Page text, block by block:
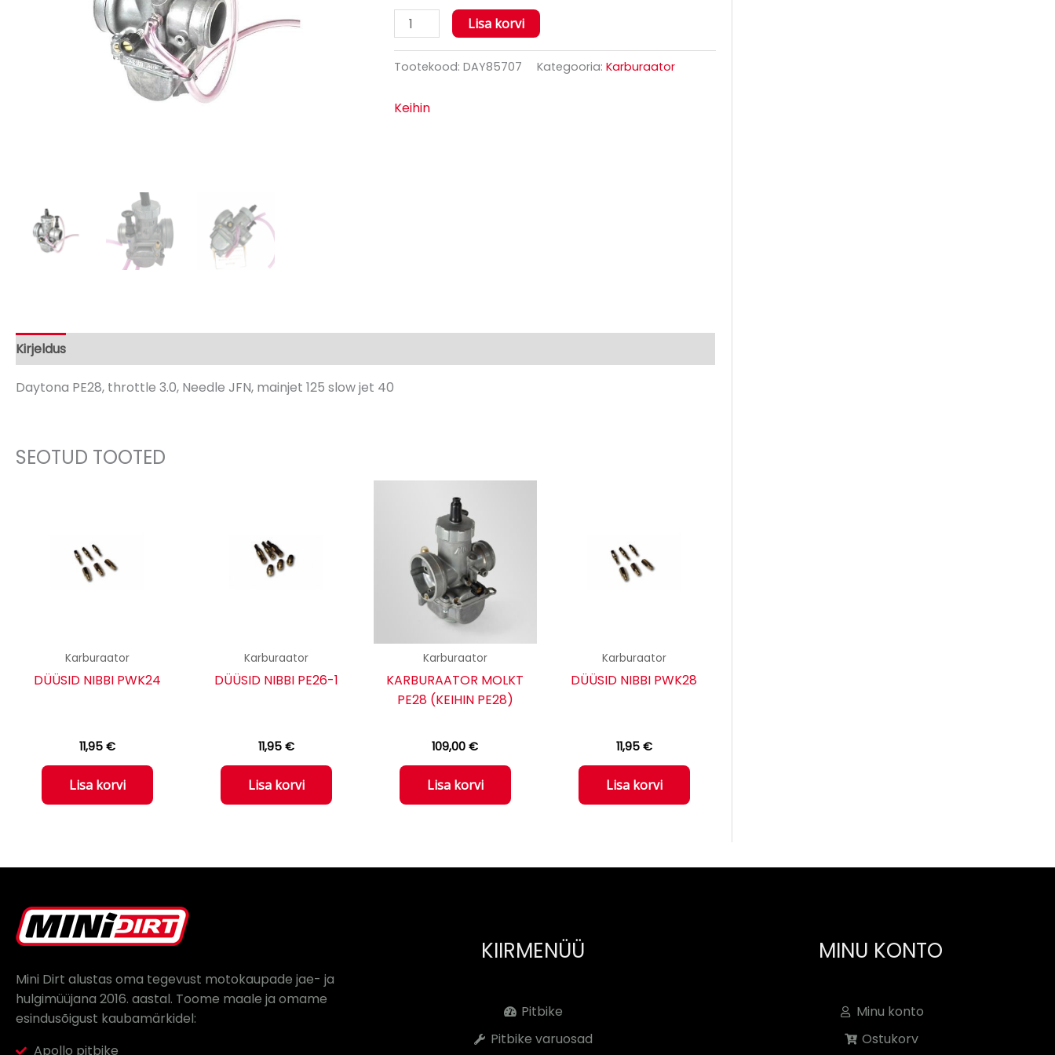
Lisa korvi
Tootekood: DAY85707 Kategooria: Karburaator
Keihin
Kirjeldus
Daytona PE28, throttle 3.0, Needle JFN, mainjet 125 slow jet 40
SEOTUD TOOTED
Karburaator
DÜÜSID NIBBI PWK24
11,95 €
Lisa korvi
Karburaator
DÜÜSID NIBBI PE26-1
11,95 €
Lisa korvi
Karburaator
KARBURAATOR MOLKT
PE28 (KEIHIN PE28)
109,00€
Lisa korvi
Karburaator
DÜÜSID NIBBI PWK28
11,95 €
Lisa korvi
Mini Dirt alustas oma tegevust motokaupade jae- ja
hulgimüüjana 2016. aastal. Toome maale ja omame
esindusõigust kaubamärkidel:
Apollo pitbike
KIIRMENÜÜ
Pitbike
Pitbike varuosad
MINU KONTO
Minu konto
Ostukorv